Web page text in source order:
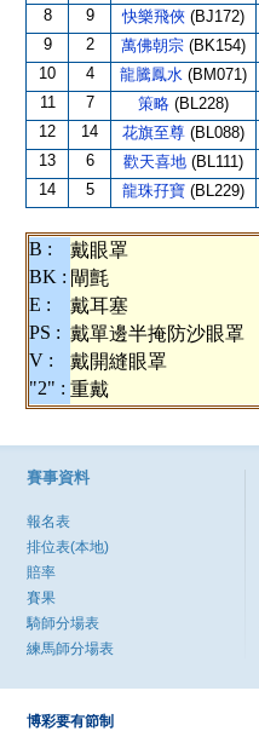
8 9 快樂飛俠 (BJ172)
9 2 萬佛朝宗 (BK154)
10 4 龍騰鳳水 (BM071)
11 7 策略 (BL228)
12 14 花旗至尊 (BL088)
13 6 歡天喜地 (BL111)
14 5 龍珠孖寶 (BL229)
B : 戴眼罩
BK : 閘氈
E :
戴耳塞
PS : 戴單邊半掩防沙眼罩
V :
戴開縫眼罩
"2" : 重戴
賽事資料
報名表
排位表(本地)
賠率
賽果
騎師分場表
練馬師分場表
博彩要有節制